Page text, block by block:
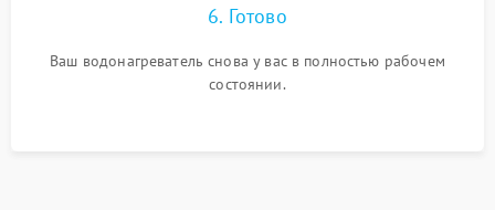
6. Готово
Ваш водонагреватель снова у вас в полностью рабочем
состоянии.